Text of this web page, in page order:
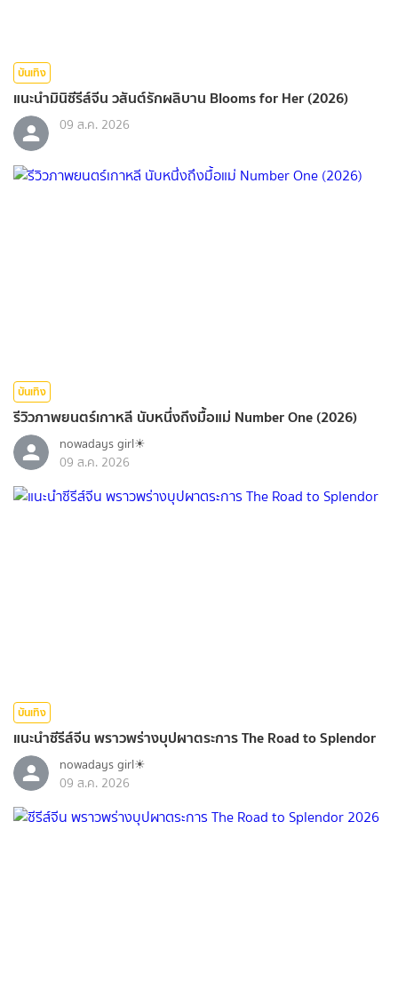
บันเทิง
แนะนำมินิซีรีส์จีน วสันต์รักผลิบาน Blooms for Her (2026)
09 ส.ค. 2026
บันเทิง
รีวิวภาพยนตร์เกาหลี นับหนึ่งถึงมื้อแม่ Number One (2026)
nowadays girl☀︎︎
09 ส.ค. 2026
บันเทิง
แนะนำซีรีส์จีน พราวพร่างบุปผาตระการ The Road to Splendor
nowadays girl☀︎︎
09 ส.ค. 2026